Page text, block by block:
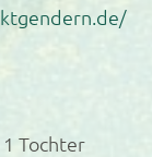
Tochter